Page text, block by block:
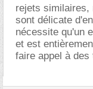
rejets similaires,
sont délicate
nécessite qu'un
et est
faire appel à